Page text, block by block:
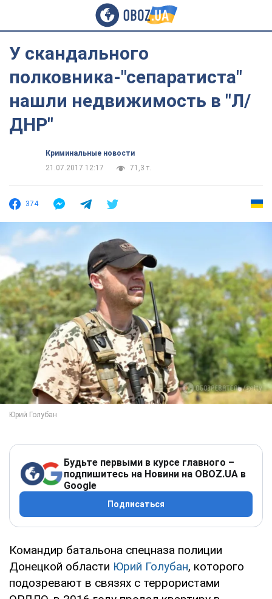
У скандального
полковника-"сепаратиста"
нашли недвижимость в "Л/
ДНР"
Криминальные новости
21.07.2017 12:17
71,3 т.
374
Будьте первыми в курсе главного –
подпишитесь на Новини на OBOZ.UA в
Google
Подписаться
Командир батальона спецназа полиции
Донецкой области Юрий Голубан, которого
подозревают в связях с террористами